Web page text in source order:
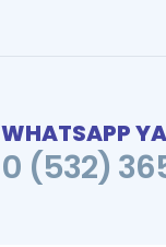
WHATSAPP
0 (532)